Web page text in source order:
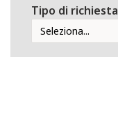
Tipo di richiesta